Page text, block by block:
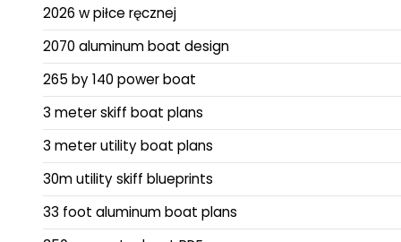
2026 w piłce ręcznej
2070 aluminum boat design
265 by 140 power boat
3 meter skiff boat plans
3 meter utility boat plans
30m utility skiff blueprints
33 foot aluminum boat plans